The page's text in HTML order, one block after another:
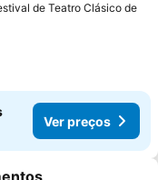
de Teatro Clásico de
Ver preços